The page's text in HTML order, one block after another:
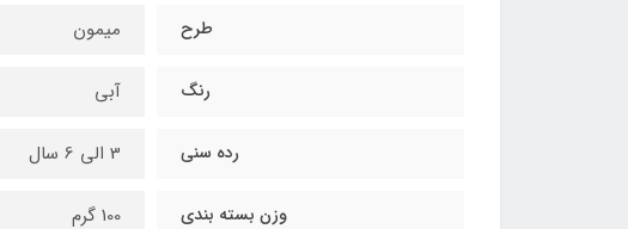
طرح میمون
رنگ آبی
رده سنی 3 الی 6 سال
وزن بسته بندی 100 گرم